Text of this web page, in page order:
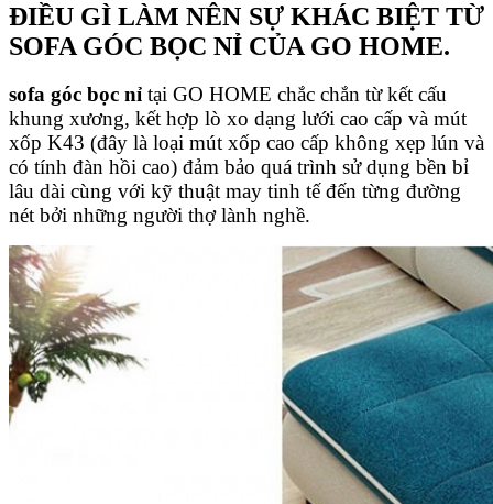
ĐIỀU GÌ LÀM NÊN SỰ KHÁC BIỆT TỪ
SOFA GÓC BỌC NỈ CỦA GO HOME.
sofa góc bọc nỉ tại GO HOME chắc chắn từ kết cấu
khung xương, kết hợp lò xo dạng lưới cao cấp và mút
xốp K43 (đây là loại mút xốp cao cấp không xẹp lún và
có tính đàn hồi cao) đảm bảo quá trình sử dụng bền bỉ
lâu dài cùng với kỹ thuật may tinh tế đến từng đường
nét bởi những người thợ lành nghề.